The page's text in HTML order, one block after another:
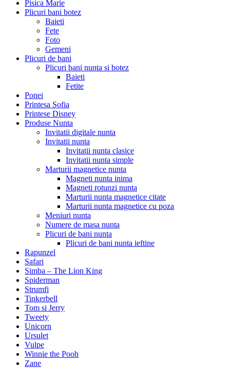
Pisica Marie
Plicuri bani botez
Baieti
Fete
Foto
Gemeni
Plicuri de bani
Plicuri bani nunta si botez
Baieti
Fetite
Ponei
Printesa Sofia
Printese Disney
Produse Nunta
Invitatii digitale nunta
Invitatii nunta
Invitatii nunta clasice
Invitatii nunta simple
Marturii magnetice nunta
Magneti nunta inima
Magneti rotunzi nunta
Marturii nunta magnetice citate
Marturii nunta magnetice cu poza
Meniuri nunta
Numere de masa nunta
Plicuri de bani nunta
Plicuri de bani nunta ieftine
Rapunzel
Safari
Simba – The Lion King
Spiderman
Strumfi
Tinkerbell
Tom si Jerry
Tweety
Unicorn
Ursulet
Vulpe
Winnie the Pooh
Zane